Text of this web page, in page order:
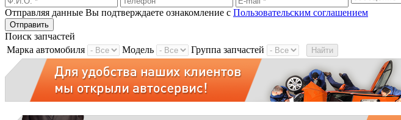
Отправляя данные Вы подтверждаете ознакомление с Пользовательским соглашением
Поиск запчастей
Марка автомобиля
Модель Группа запчастей